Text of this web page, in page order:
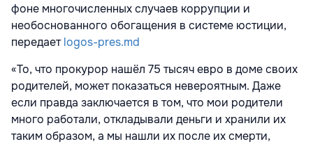
фоне многочисленных случаев коррупции и
необоснованного обогащения в системе юстиции,
передаетlogos-pres.md
«То, что прокурор нашёл 75 тысяч евро в доме своих
родителей, может показаться невероятным. Даже
если правда заключается в том, что мои родители
много работали, откладывали деньги и хранили их
таким образом, а мы нашли их после их смерти,